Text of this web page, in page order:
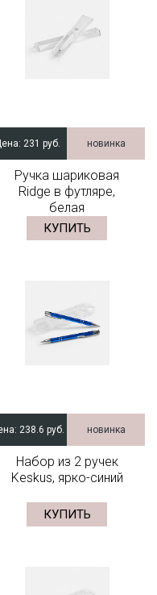
231 руб. новинка
Ручка шариковая
Ridge в футляре,
белая
КУПИТЬ
238.6 руб. новинка
Набор из 2 ручек
Keskus, ярко-синий
КУПИТЬ